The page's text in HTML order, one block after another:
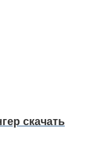
скачать